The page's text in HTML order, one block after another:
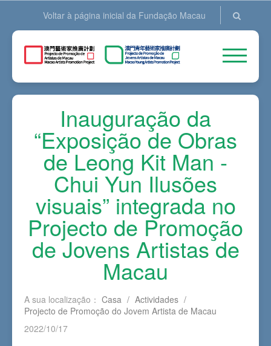
Voltar à página inicial da Fundação Macau
Inauguração da
“Exposição de Obras
de Leong Kit Man -
Chui Yun Ilusões
visuais” integrada no
Projecto de Promoção
de Jovens Artistas de
Macau
A sua localização： Casa / Actividades /
Projecto de Promoção do Jovem Artista de Macau
2022/10/17